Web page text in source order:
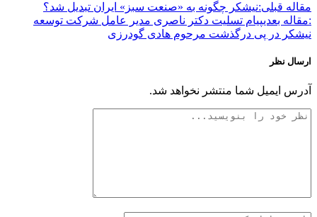
مقاله قبلی:نیشکر چگونه به «صنعت سبز» ایران تبدیل شد؟
:مقاله بعدیپیام تسلیت دکتر ناصری مدیر عامل شرکت توسعه
نیشکر در پی درگذشت مرحوم هادی گودرزی
ارسال نظر
آدرس ایمیل شما منتشر نخواهد شد.